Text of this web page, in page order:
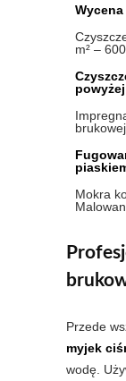
m² –
powyżej
Mokra
Przede
myjek
wodę.